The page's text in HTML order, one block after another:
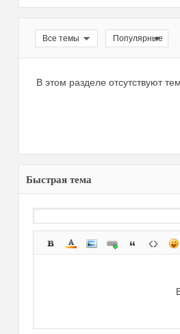
Все темы Популярные
В этом разделе отсутствуют
Быстрая тема